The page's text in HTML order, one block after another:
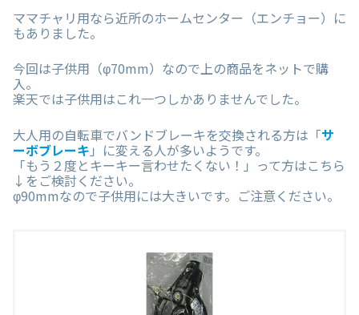
ママチャリ用なら近所のホームセンター（エンチョー）に
もありました。
今回は子供用（φ70mm）なので上の商品をネットで購
入。
楽天では子供用はこれ一つしかありませんでした。
大人用の自転車でバンドブレーキを交換される方は「サ
ーボブレーキ 」に変える人が多いようです。
「もう２度とキーキー言わせたくない！」って方はこちら
↓をご検討ください。
φ90mmなので子供用には大きいです。ご注意ください。